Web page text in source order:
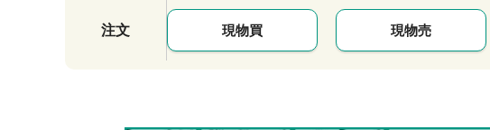
注文 現物買 現物売